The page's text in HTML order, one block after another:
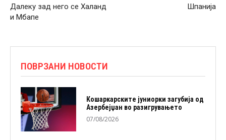
Далеку зад него се Халанд
и Мбапе
Шпанија
ПОВРЗАНИ НОВОСТИ
Кошаркарските јуниорки загубија од
Азербејџан во разигрувањето
07/08/2026